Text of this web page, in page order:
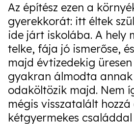
Az építész ezen a
gyerekkorát: itt éltek
ide járt iskolába. A hely
telke, fája jó ismerőse,
majd évtizedekig
gyakran álmodta annak
odaköltözik majd. Nem
mégis visszatalált
kétgyermekes